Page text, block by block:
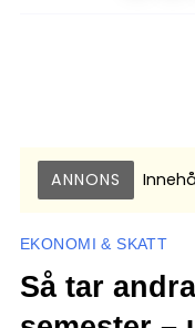
ANNONS
EKONOMI & SKATT
Så tar